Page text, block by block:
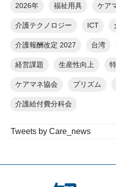
2026年 福祉用具 ケア
介護テクノロジー ICT
介護報酬改定 2027 台湾
経営課題 生産性向上
ケアマネ協会 プリズム
介護給付費分科会
Tweets by Care_news